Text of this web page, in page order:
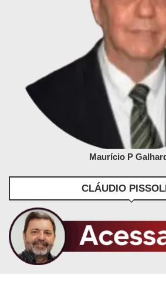
Maurício P
CLÁUDIO